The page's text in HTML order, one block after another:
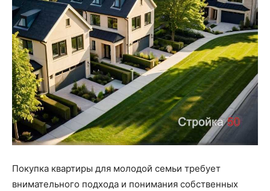
Покупка квартиры для молодой семьи требует
внимательного подхода и понимания собственных